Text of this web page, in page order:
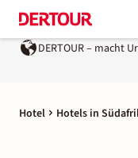
DERTOUR – macht
Hotel Hotels in